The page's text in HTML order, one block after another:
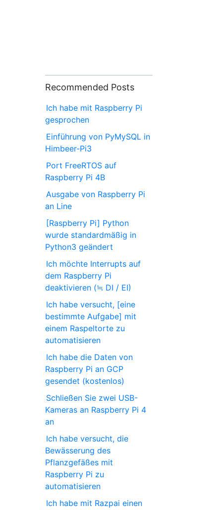
Recommended Posts
Ich habe mit Raspberry Pi
gesprochen
Einführung von PyMySQL in
Himbeer-Pi3
Port FreeRTOS auf
Raspberry Pi 4B
Ausgabe von Raspberry Pi
an Line
[Raspberry Pi] Python
wurde standardmäßig in
Python3 geändert
Ich möchte Interrupts auf
dem Raspberry Pi
deaktivieren (≒ DI / EI)
Ich habe versucht, [eine
bestimmte Aufgabe] mit
einem Raspeltorte zu
automatisieren
Ich habe die Daten von
Raspberry Pi an GCP
gesendet (kostenlos)
Schließen Sie zwei USB-
Kameras an Raspberry Pi 4
an
Ich habe versucht, die
Bewässerung des
Pflanzgefäßes mit
Raspberry Pi zu
automatisieren
Ich habe mit Razpai einen